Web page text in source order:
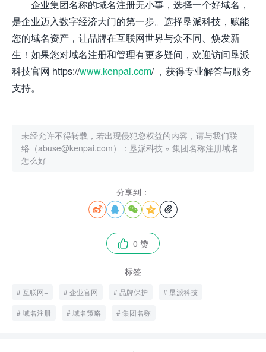
企业集团名称的域名注册无小事，选择一个好域名，
是企业迈入数字经济大门的第一步。选择垦派科技，赋能
您的域名资产，让品牌在互联网世界与众不同、焕发新
生！如果您对域名注册和管理有更多疑问，欢迎访问垦派
科技官网 https://www.kenpai.com/ ，获得专业解答与服务
支持。
未经允许不得转载，若出现侵犯您权益的内容，请与我们联
络（abuse@kenpai.com）： 垦派科技 » 集团名称注册域名
怎么好
分享到：
    
 0 赞
标签
互联网+ 企业官网 品牌保护 垦派科技
域名注册 域名策略 集团名称